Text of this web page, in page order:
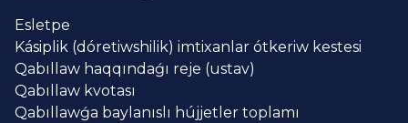
Esletpe
Kásiplik (dóretiwshilik) imtixanlar ótkeriw kestesi
Qabıllaw haqqındaǵı reje (ustav)
Qabıllaw kvotası
Qabıllawǵa baylanıslı hújjetler toplamı